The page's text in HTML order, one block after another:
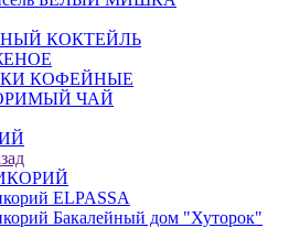
КОКТЕЙЛЬ
КОФЕЙНЫЕ
ЧАЙ
ELPASSA
Бакалейный дом "Хуторок"